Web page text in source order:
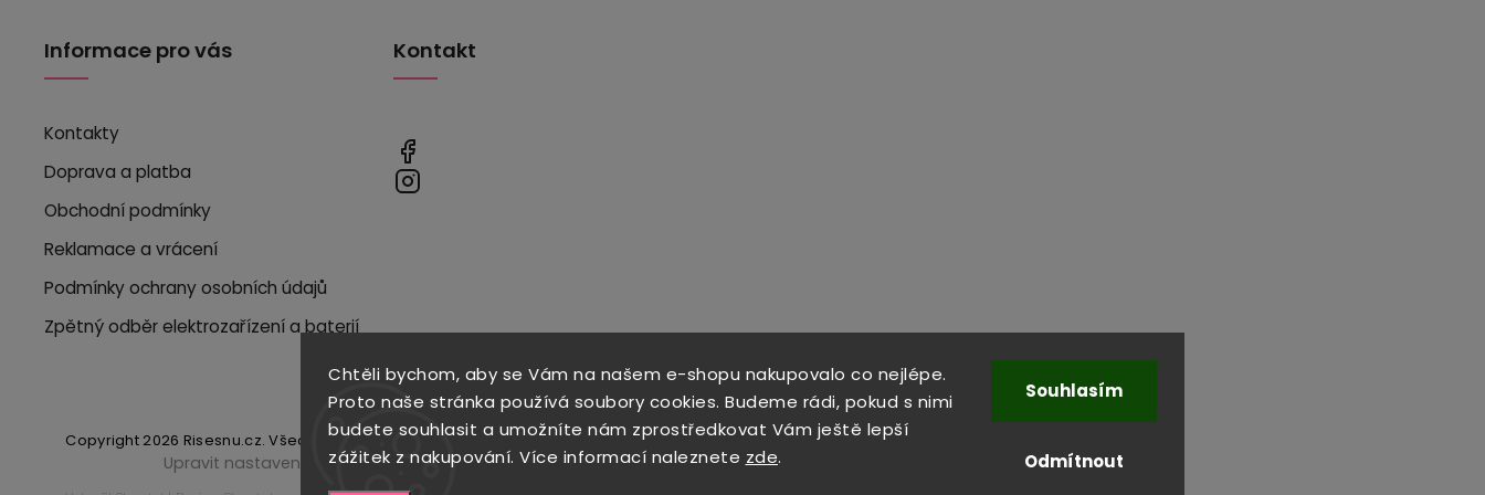
Chtěli bychom, aby se Vám na našem e-shopu nakupovalo co nejlépe.
Proto naše stránka používá soubory cookies. Budeme rádi, pokud s nimi
budete souhlasit a umožníte nám zprostředkovat Vám ještě lepší
zážitek z nakupování. Více informací naleznete zde. Odmítnout
Souhlasím
Informace pro vás
Kontakty
Doprava a platba
Obchodní podmínky
Reklamace a vrácení
Podmínky ochrany osobních údajů
Zpětný odběr elektrozařízení a baterií
Kontakt
Copyright 2026 Risesnu.cz. Všechna práva vyhrazena.
Upravit nastavení cookies